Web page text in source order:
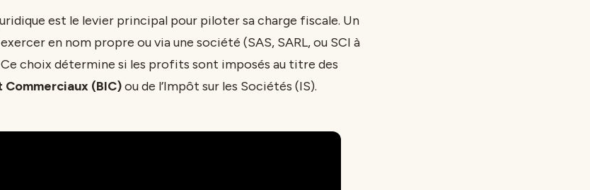
est le levier principal pour piloter sa charge fiscale. Un
en nom propre ou via une société (SAS, SARL, ou SCI à
Ce choix détermine si les profits sont imposés au titre des
(BIC)ou de l’Impôt sur les Sociétés (IS).